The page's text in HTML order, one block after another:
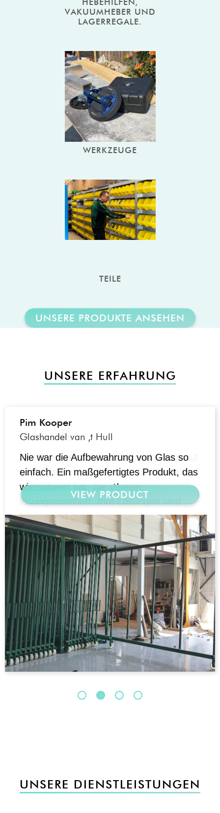
HEBEHILFEN,
VAKUUMHEBER UND
LAGERREGALE.
WERKZEUGE
TEILE
UNSERE PRODUKTE ANSEHEN
UNSERE ERFAHRUNG
Rijer Mol
Tuinmaximaal
Muyen ist ein Unternehmen, das sich auf
Lösungen im Bereich des Glashandels
spezialisiert hat. Sie denken
lösungsorientiert. Ihre Lösungen sind
kreativ und gut.
https://www.tuinmaximaal.nl/
VIEW PRODUCT